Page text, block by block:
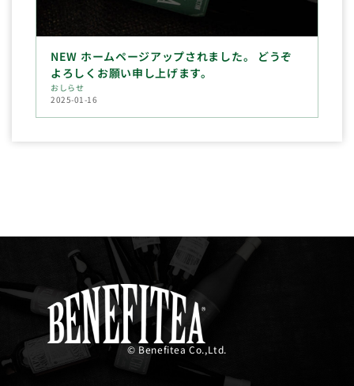
NEW ホームページアップされました。 どうぞ
よろしくお願い申し上げます。
おしらせ
2025-01-16
© Benefitea Co.,Ltd.